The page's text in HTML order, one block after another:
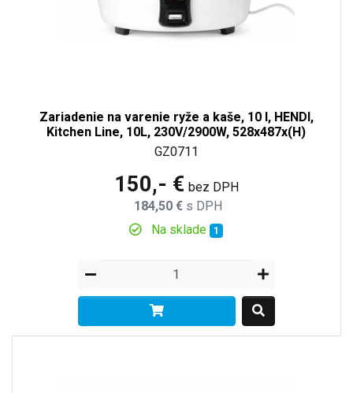
Zariadenie na varenie ryže a kaše, 10 l, HENDI,
Kitchen Line, 10L, 230V/2900W, 528x487x(H)
GZ0711
150,- € bez DPH
184,50 € s DPH
Na sklade 1